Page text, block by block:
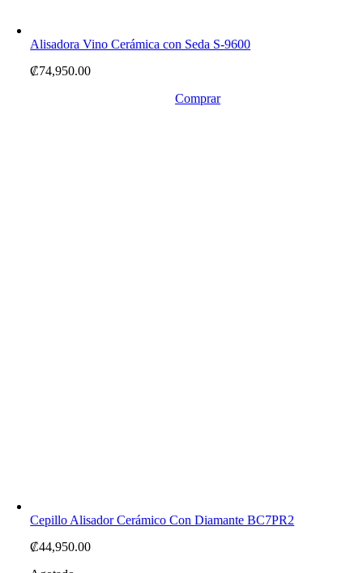
Alisadora Vino Cerámica con Seda S-9600
₡74,950.00
Comprar
Cepillo Alisador Cerámico Con Diamante BC7PR2
₡44,950.00